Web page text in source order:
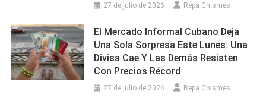
27 de julio de 2026 Repa Chismes
El Mercado Informal Cubano Deja
Una Sola Sorpresa Este Lunes: Una
Divisa Cae Y Las Demás Resisten
Con Precios Récord
27 de julio de 2026 Repa Chismes